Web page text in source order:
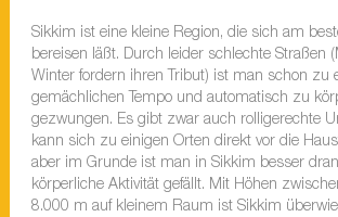
Sikkim ist eine kleine Region, die sich am
bereisen läßt. Durch leider schlechte Straßen
Winter fordern ihren Tribut) ist man schon zu
gemächlichen Tempo und automatisch zu
gezwungen. Es gibt zwar auch rolligerechte
kann sich zu einigen Orten direkt vor die
aber im Grunde ist man in Sikkim besser
körperliche Aktivität gefällt. Mit Höhen
8.000 m auf kleinem Raum ist Sikkim